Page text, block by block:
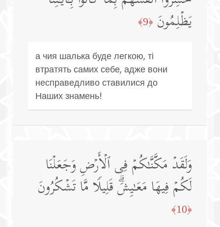
یَظۡلِمُونَ ﴿9﴾
а чия шалька буде легкою, ті
втратять самих себе, адже вони
несправедливо ставилися до
Наших знамень!
وَلَقَدۡ مَكَّنَّـٰكُمۡ فِی ٱلۡأَرۡضِ وَجَعَلۡنَا
لَكُمۡ فِیهَا مَعَـٰیِشَۗ قَلِیلࣰا مَّا تَشۡكُرُونَ
﴿10﴾